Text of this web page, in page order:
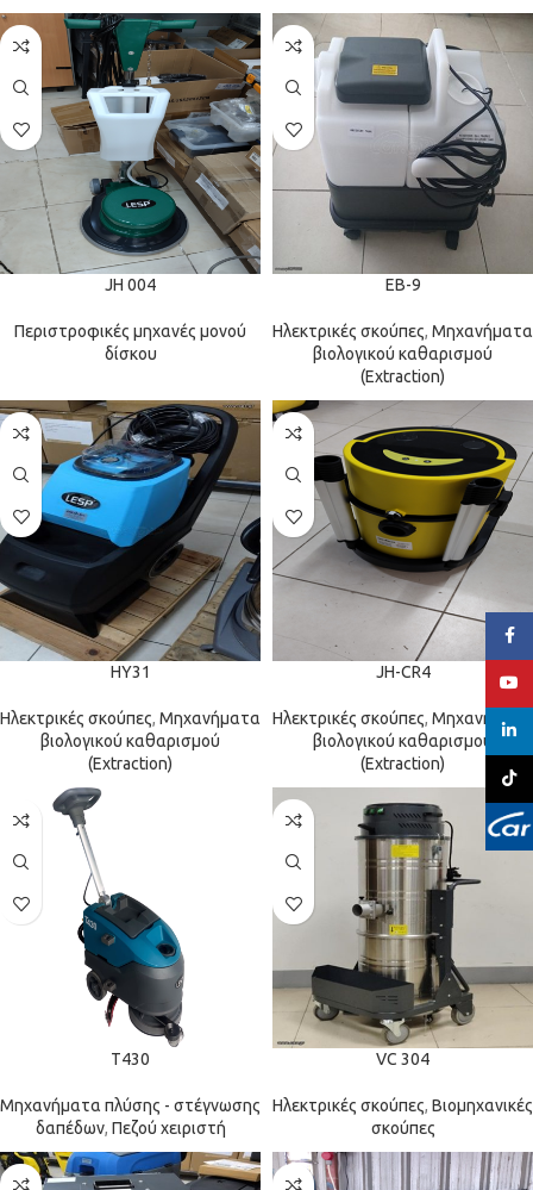
JH 004
Περιστροφικές μηχανές μονού
δίσκου
EB-9
Ηλεκτρικές σκούπες, Μηχανήματα
βιολογικού καθαρισμού
(Extraction)
HY31
Ηλεκτρικές σκούπες, Μηχανήματα
βιολογικού καθαρισμού
(Extraction)
JH-CR4
Ηλεκτρικές σκούπες, Μηχανήματα
βιολογικού καθαρισμού
(Extraction)
T430
Μηχανήματα πλύσης - στέγνωσης
δαπέδων, Πεζού χειριστή
VC 304
Ηλεκτρικές σκούπες, Βιομηχανικές
σκούπες